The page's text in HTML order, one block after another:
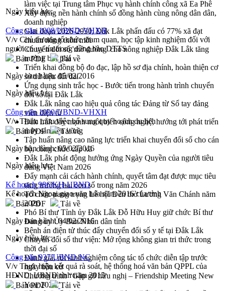
làm việc tại Trung tâm Phục vụ hành chính công xã Ea Phê
Xây dựng nền hành chính số đồng hành cùng nông dân dân,
doanh nghiệp
Giai đoạn 2026-2030, Đắk Lắk phấn đấu có 77% xã đạt
chuẩn nông thôn mới
Chuyển đổi số 'mở đường' cho nông nghiệp Đắk Lắk tăng
trưởng bứt phá
Triển khai đồng bộ đo đạc, lập hồ sơ địa chính, hoàn thiện cơ
sở dữ liệu đất đai
Ứng dụng sinh trắc học - Bước tiến trong hành trình chuyển
đổi số tại Đắk Lắk
Đắk Lắk nâng cao hiệu quả công tác Đảng từ Sổ tay đảng
viên điện tử
Đắk Lắk đẩy mạnh nuôi biển công nghệ, hướng tới phát triển
thủy sản bền vững
Tập huấn nâng cao năng lực triển khai chuyển đổi số cho cán
bộ, công chức cấp xã
Đắk Lắk phát động hưởng ứng Ngày Quyền của người tiêu
dùng Việt Nam 2026
Đẩy mạnh cải cách hành chính, quyết tâm đạt được mục tiêu
tăng trưởng hai con số trong năm 2026
Tổ chức trang trọng Lễ hội Đền thờ Lương Văn Chánh năm
2026
Phó Bí thư Tỉnh ủy Đắk Lắk Đỗ Hữu Huy giữ chức Bí thư
Đảng ủy Ủy Ban Nhân dân tỉnh
Bệnh án điện tử thúc đẩy chuyển đổi số y tế tại Đắk Lắk
Chuyển đổi số thư viện: Mở rộng không gian tri thức trong
thời đại số
Đánh giá, rút kinh nghiệm công tác tổ chức diễn tập trước
ngày bầu cử
Chương trình “Gặp gỡ hữu nghị – Friendship Meeting New
Year 2026”
Ngày hiệu lực:
Công văn 1008/UBND-VHXH
V/v Chủ trương tổ chức tham quan, học tập kinh nghiệm đối với
người có uy tín trong đồng bào DTTS
Bản PDF
Tải về
Ngày ban hành:05/02/2016
Ngày hiệu lực:
Công văn 1000/UBND-VHXH
V/v Tham mưu việc bổ sung quy hoạch du lịch
Bản PDF
Tải về
Ngày ban hành:05/02/2016
Ngày hiệu lực:
Kế hoạch 986/KH-UBND
Kế hoạch Ngoại giao văn hóa năm 2016 của tỉnh
Bản PDF
Tải về
Ngày ban hành:04/02/2016
Ngày hiệu lực:
Công văn 937/UBND-NC
V/v Thực hiện kết quả rà soát, hệ thống hoá văn bản QPPL của
HĐND, UBND tỉnh năm 2015
Bản PDF
Tải về